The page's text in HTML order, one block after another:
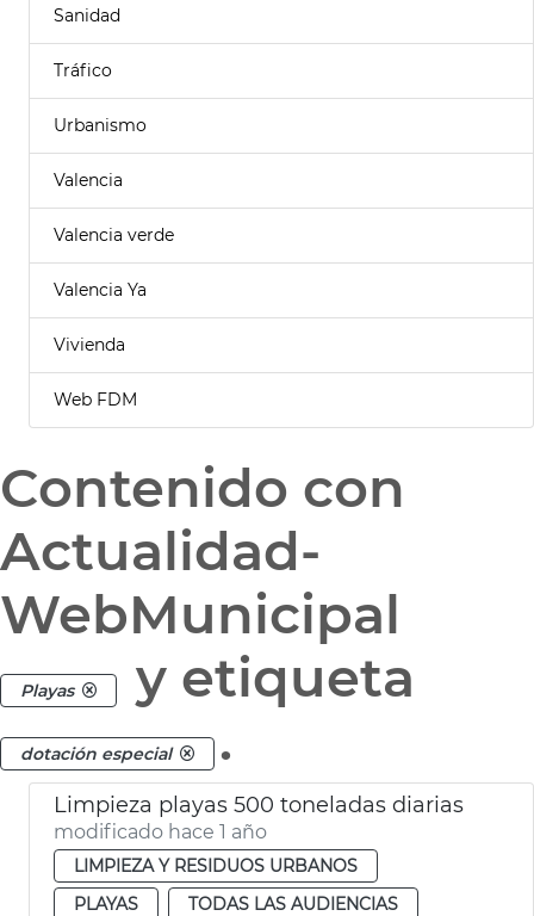
Sanidad
Tráfico
Urbanismo
Valencia
Valencia verde
Valencia Ya
Vivienda
Web FDM
Contenido con
Actualidad-
WebMunicipal
Playas y etiqueta
dotación especial .
Limpieza playas 500 toneladas diarias
modificado hace 1 año
LIMPIEZA Y RESIDUOS URBANOS
PLAYAS
TODAS LAS AUDIENCIAS